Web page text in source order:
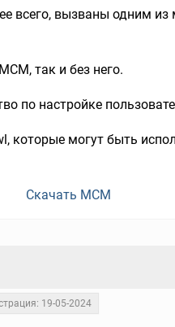
всего, вызваны одним
так и без него.
по настройке
которые могут быть
Скачать MCM
19-05-2024